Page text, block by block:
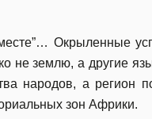
Окрыленные
не землю, а другие
народов, а регион
зон Африки.